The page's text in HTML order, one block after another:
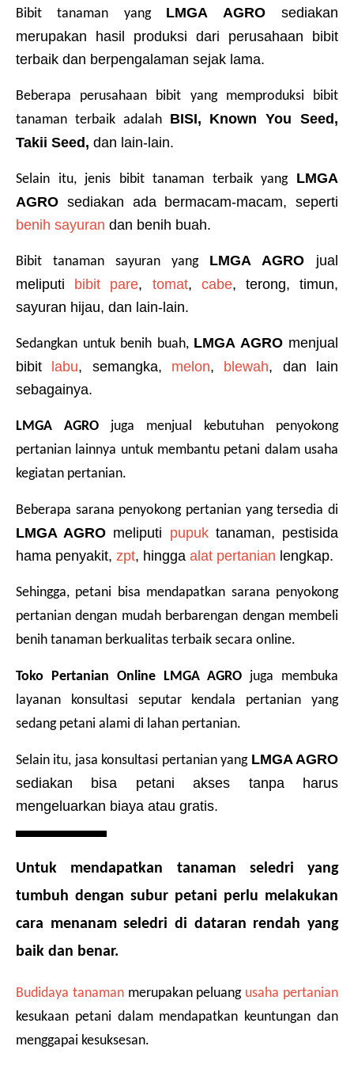
Bibit tanaman yang LMGA AGRO sediakan
merupakan hasil produksi dari perusahaan bibit
terbaik dan berpengalaman sejak lama.
Beberapa perusahaan bibit yang memproduksi bibit
tanaman terbaik adalah BISI, Known You Seed,
Takii Seed, dan lain-lain.
Selain itu, jenis bibit tanaman terbaik yang LMGA
AGRO sediakan ada
benih sayuran dan benih buah.
Bibit tanaman sayuran yang LMGA AGRO jual
meliputi bibit pare, tomat, cabe, terong, timun,
sayuran hijau, dan lain-lain.
Sedangkan untuk benih buah, LMGA AGRO menjual
bibit labu, semangka, melon, blewah, dan lain
sebagainya.
LMGA AGRO juga menjual kebutuhan penyokong
pertanian lainnya untuk membantu petani dalam usaha
kegiatan pertanian.
LMGA AGRO meliputi pupuk tanaman, pestisida
hama penyakit, zpt, hingga alat pertanian lengkap.
Sehingga, petani bisa mendapatkan sarana penyokong
pertanian dengan mudah berbarengan dengan membeli
benih tanaman berkualitas terbaik secara online.
Toko Pertanian Online LMGA AGRO juga membuka
layanan konsultasi seputar kendala pertanian yang
sedang petani alami di lahan pertanian.
Selain itu, jasa konsultasi pertanian yang
sediakan
bisa petani akses tanpa harus
mengeluarkan biaya atau gratis.
Untuk mendapatkan tanaman seledri yang
cara menanam seledri di dataran rendah yang
baik dan benar.
Budidaya tanaman merupakan peluang usaha pertanian
kesukaan petani dalam mendapatkan keuntungan dan
menggapai kesuksesan.